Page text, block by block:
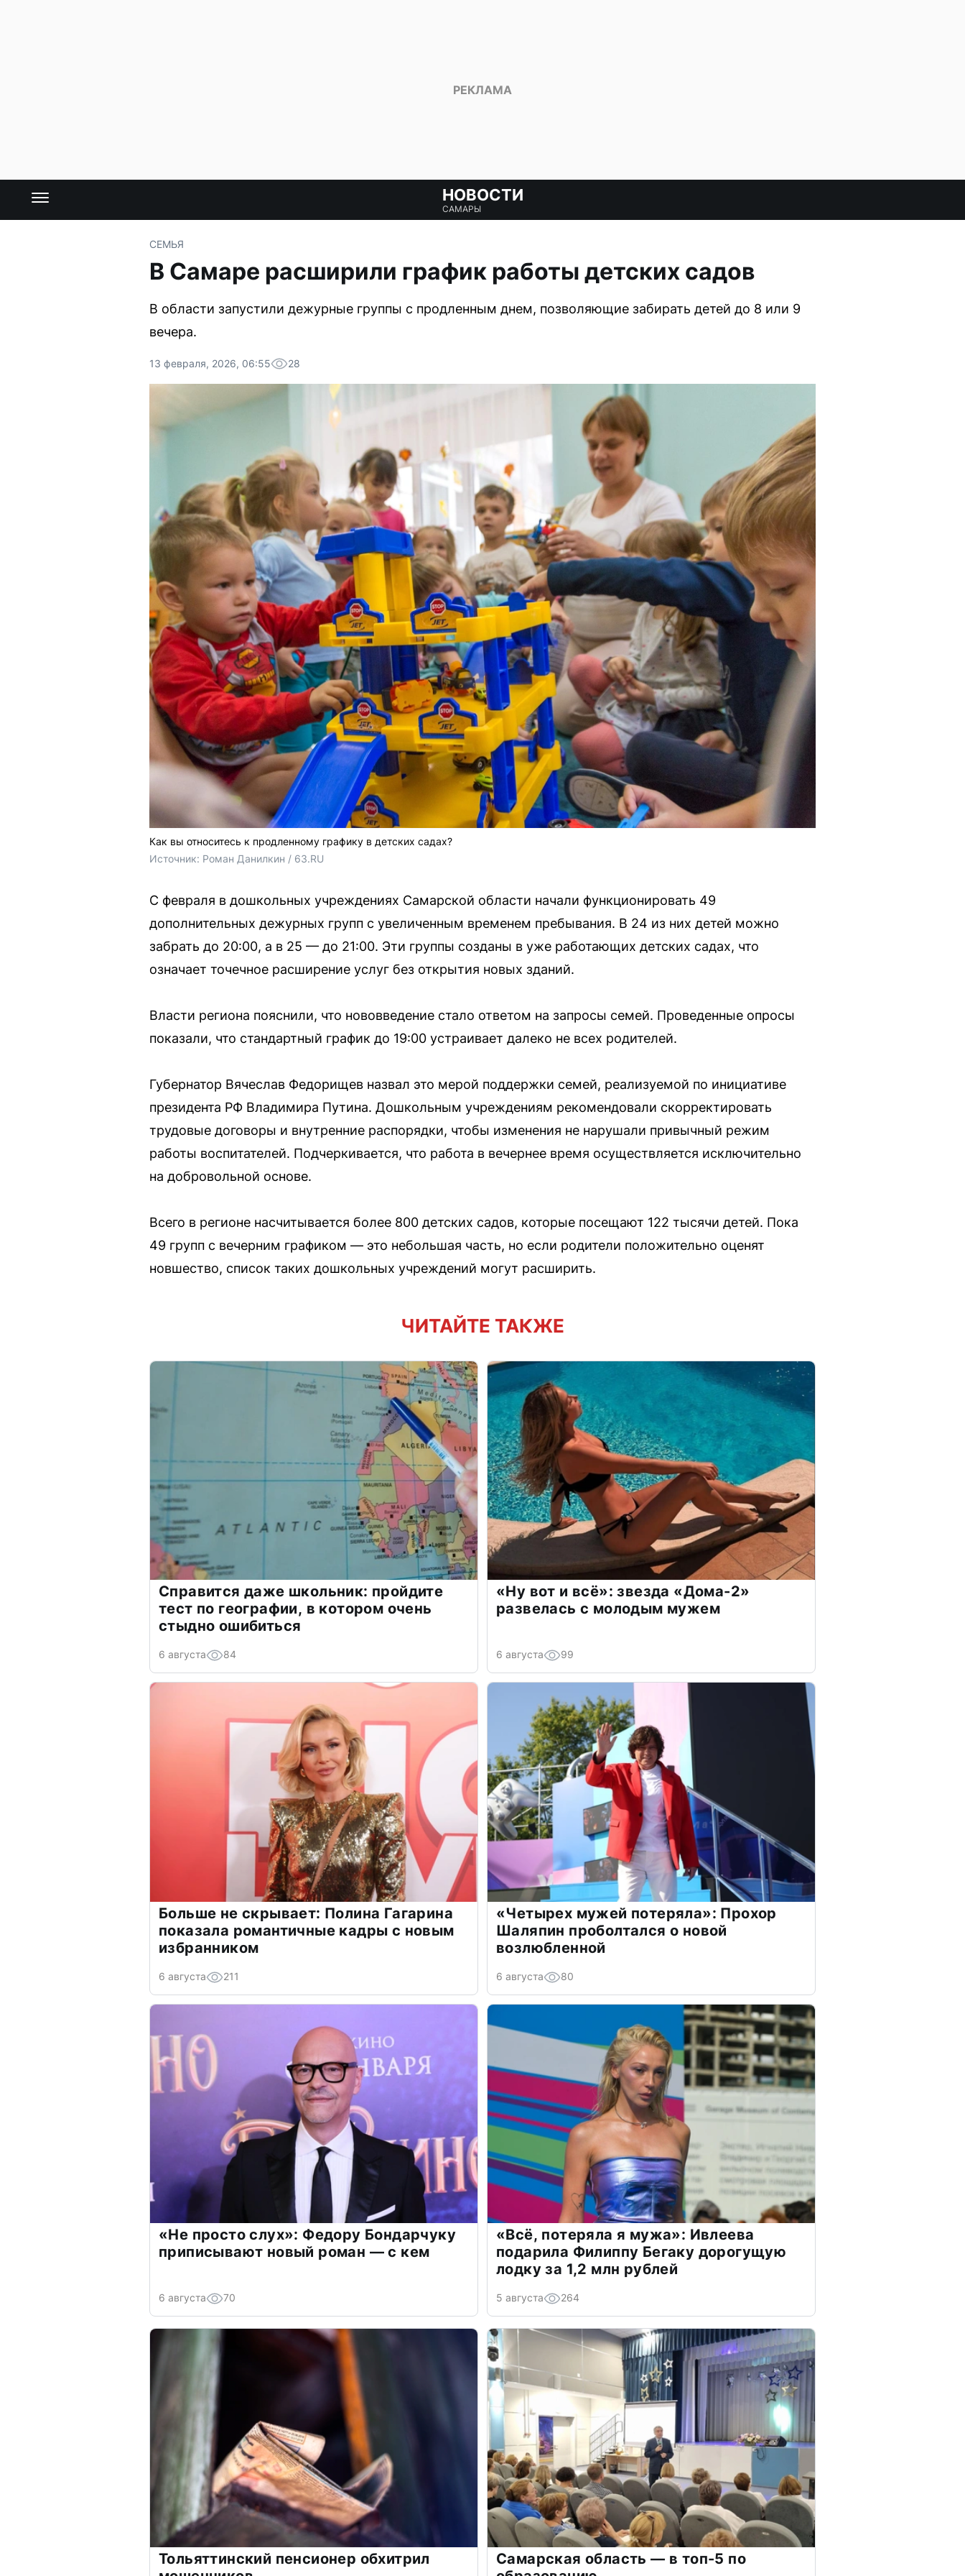
НОВОСТИ
САМАРЫ
СЕМЬЯ
В Самаре расширили график работы детских садов
В области запустили дежурные группы с продленным днем, позволяющие забирать детей до 8 или 9
вечера.
13 февраля, 2026, 06:55 28
Как вы относитесь к продленному графику в детских садах?
Источник: Роман Данилкин / 63.RU
С февраля в дошкольных учреждениях Самарской области начали функционировать 49
дополнительных дежурных групп с увеличенным временем пребывания. В 24 из них детей можно
забрать до 20:00, а в 25 — до 21:00. Эти группы созданы в уже работающих детских садах, что
означает точечное расширение услуг без открытия новых зданий.
Власти региона пояснили, что нововведение стало ответом на запросы семей. Проведенные опросы
показали, что стандартный график до 19:00 устраивает далеко не всех родителей.
Губернатор Вячеслав Федорищев назвал это мерой поддержки семей, реализуемой по инициативе
президента РФ Владимира Путина. Дошкольным учреждениям рекомендовали скорректировать
трудовые договоры и внутренние распорядки, чтобы изменения не нарушали привычный режим
работы воспитателей. Подчеркивается, что работа в вечернее время осуществляется исключительно
на добровольной основе.
Всего в регионе насчитывается более 800 детских садов, которые посещают 122 тысячи детей. Пока
49 групп с вечерним графиком — это небольшая часть, но если родители положительно оценят
новшество, список таких дошкольных учреждений могут расширить.
ЧИТАЙТЕ ТАКЖЕ
Справится даже школьник: пройдите
тест по географии, в котором очень
стыдно ошибиться
6 августа 84
«Ну вот и всё»: звезда «Дома-2»
развелась с молодым мужем
6 августа 99
Больше не скрывает: Полина Гагарина
показала романтичные кадры с новым
избранником
6 августа 211
«Четырех мужей потеряла»: Прохор
Шаляпин проболтался о новой
возлюбленной
6 августа 80
«Не просто слух»: Федору Бондарчуку
приписывают новый роман — с кем
6 августа 70
«Всё, потеряла я мужа»: Ивлеева
подарила Филиппу Бегаку дорогущую
лодку за 1,2 млн рублей
5 августа 264
Тольяттинский пенсионер обхитрил
Самарская область — в топ-5 по